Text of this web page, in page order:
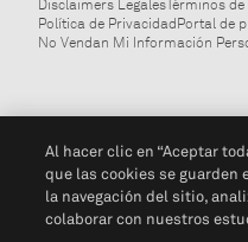
Disclaimers LegalesTérminos de
Política de PrivacidadPortal de
No Vendan Mi Información
Al hacer clic en “Aceptar
que las cookies se guarden
la navegación del sitio,
colaborar con nuestros